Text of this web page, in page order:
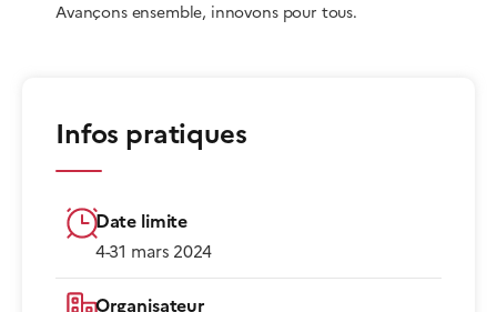
Avançons ensemble, innovons pour tous.
Infos pratiques
Date limite
4-31 mars 2024
Organisateur